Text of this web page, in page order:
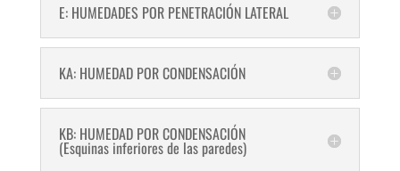
E: HUMEDADES POR PENETRACIÓN LATERAL
KA: HUMEDAD POR CONDENSACIÓN
KB: HUMEDAD POR CONDENSACIÓN
(Esquinas inferiores de las paredes)